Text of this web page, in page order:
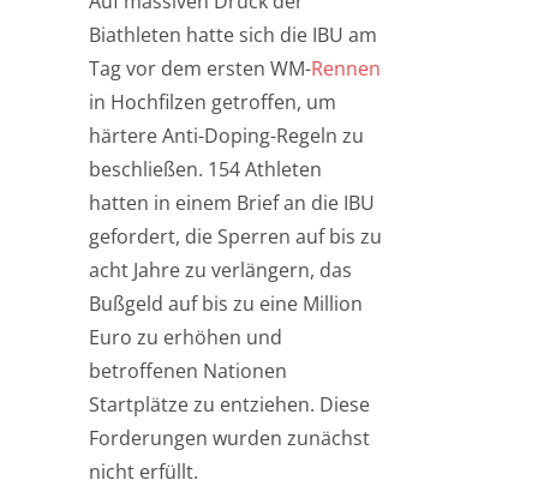
Biathleten hatte sich die IBU am
Tag vor dem ersten WM-Rennen
in Hochfilzen getroffen, um
härtere Anti-Doping-Regeln zu
beschließen. 154 Athleten
hatten in einem Brief an die IBU
gefordert, die Sperren auf bis zu
acht Jahre zu verlängern, das
Bußgeld auf bis zu eine Million
Euro zu erhöhen und
betroffenen Nationen
Startplätze zu entziehen. Diese
Forderungen wurden zunächst
nicht erfüllt.